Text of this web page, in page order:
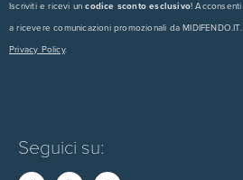
Iscriviti e ricevi uncodice sconto esclusivo! Acconsenti
a ricevere comunicazioni promozionali da MIDIFENDO.IT.
Privacy Policy.
Seguici su: